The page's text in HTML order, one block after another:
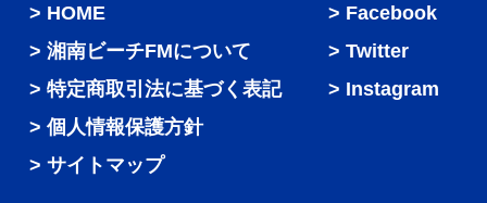
HOME
湘南ビーチFMについて
特定商取引法に基づく表記
個人情報保護方針
サイトマップ
Facebook
Twitter
Instagram